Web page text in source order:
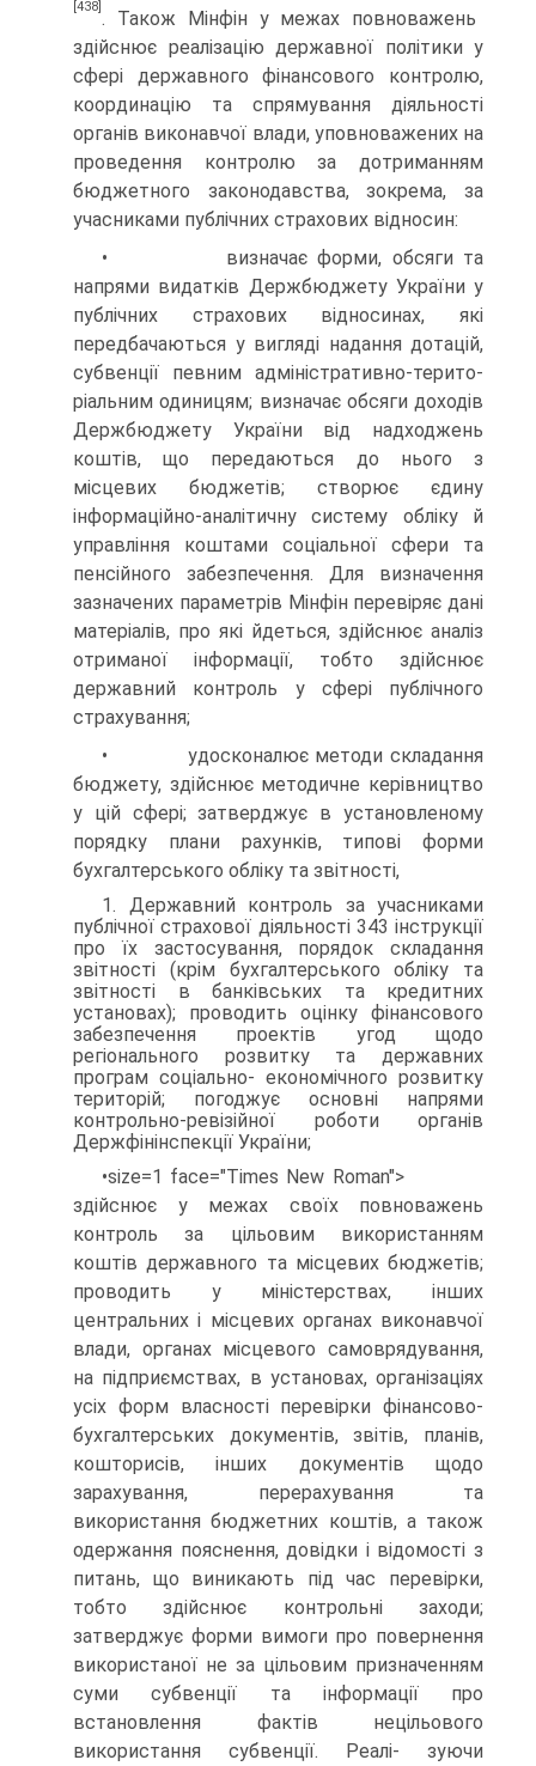
[438]
. Також Мінфін у межах повноважень
здійснює реалізацію державної політики у
сфері державного фінансового контролю,
координацію та спрямування діяльності
органів виконавчої влади, уповноважених на
проведення контролю за дотриманням
бюджетного законодавства, зокрема, за
учасниками публічних страхових відносин:
• визначає форми, обсяги та
напрями видатків Держбюджету України у
публічних страхових відносинах, які
передбачаються у вигляді надання дотацій,
субвенції певним адміністративно-терито­
ріальним одиницям; визначає обсяги доходів
Держбюджету України від надходжень
коштів, що передаються до нього з
місцевих бюджетів; створює єдину
інформаційно-аналітичну систему обліку й
управління коштами соціальної сфери та
пенсійного забезпечення. Для визначення
зазначених параметрів Мінфін перевіряє дані
матеріалів, про які йдеться, здійснює аналіз
отриманої інформації, тобто здійснює
державний контроль у сфері публічного
страхування;
• удосконалює методи складання
бюджету, здійснює мето­дичне керівництво
у цій сфері; затверджує в установленому
порядку плани рахунків, типові форми
бухгалтерського обліку та звітності,
1. Державний контроль за учасниками
публічної страхової діяльності 343 інструкції
про їх застосування, порядок складання
звітності (крім бухгалтерського обліку та
звітності в банківських та кредитних
установах); проводить оцінку фінансового
забезпечення проектів угод щодо
регіонального розвитку та державних
програм соціально- економічного розвитку
територій; погоджує основні напрями
контрольно-ревізійної роботи органів
Держфінінспекції України;
•size=1 face="Times New Roman">
здійснює у межах своїх повноважень
контроль за цільовим використанням
коштів державного та місцевих бюджетів;
проводить у міністерствах, інших
центральних і місцевих органах виконавчої
влади, органах місцевого самоврядування,
на підприємствах, в установах, організаціях
усіх форм власності перевірки фінансово-
бухгалтерських документів, звітів, планів,
кошторисів, інших документів щодо
зарахування, перерахування та
використання бюд­жетних коштів, а також
одержання пояснення, довідки і відомості з
питань, що виникають під час перевірки,
тобто здійснює контрольні заходи;
затверджує форми вимоги про повернення
використаної не за цільовим призначенням
суми субвенції та інформації про
встановлення фактів нецільового
використання субвенції. Реалі- зуючи